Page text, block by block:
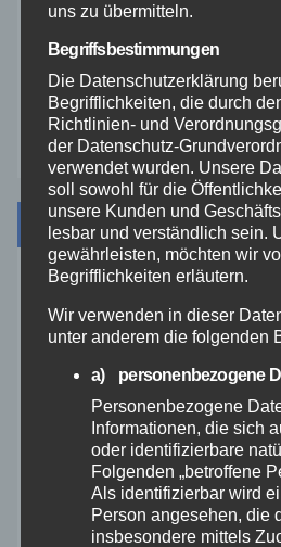
Video
Zoll
Archiv
August 2026
Juli 2026
Juni 2026
Mai 2026
April 2026
uns zu übermitteln.
Begriffsbestimmungen
Die Datenschutzerklärung
Begrifflichkeiten, die durch
Richtlinien- und
der Datenschutz-
verwendet wurden. Unsere
soll sowohl für die
unsere Kunden und
lesbar und verständlich sein.
gewährleisten, möchten wir
Begrifflichkeiten erläutern.
Wir verwenden in dieser
unter anderem die folgenden
a) personenbezogene
Personenbezogene
Informationen, die sich
oder identifizierbare
Folgenden „betroffene
Als identifizierbar wird
Person angesehen, die
insbesondere mittels